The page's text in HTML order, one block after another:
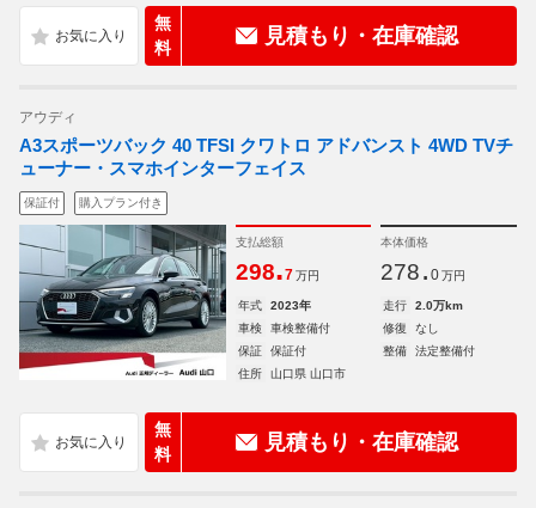
無
料
見積もり・在庫確認
アウディ
A3スポーツバック 40 TFSI クワトロ アドバンスト 4WD TVチ
ューナー・スマホインターフェイス
保証付 購入プラン付き
支払総額
298.7 万円
本体価格
278. 0 万円
年式 2023年 走行
2.0万km
車検
車検整備付 修復
なし
保証
保証付 整備
法定整備付
住所
山口県 山口市
無
料
見積もり・在庫確認